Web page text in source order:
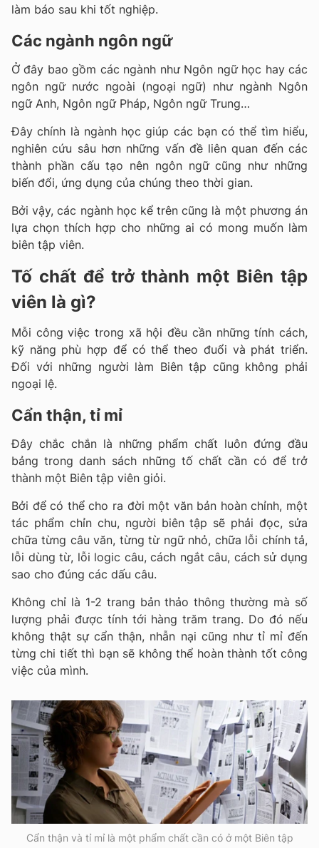
làm báo sau khi tốt nghiệp.
Các ngành ngôn ngữ
Ở đây bao gồm các ngành như Ngôn ngữ học hay các
ngôn ngữ nước ngoài (ngoại ngữ) như ngành Ngôn
ngữ Anh, Ngôn ngữ Pháp, Ngôn ngữ Trung…
Đây chính là ngành học giúp các bạn có thể tìm hiểu,
nghiên cứu sâu hơn những vấn đề liên quan đến các
thành phần cấu tạo nên ngôn ngữ cũng như những
biến đổi, ứng dụng của chúng theo thời gian.
Bởi vậy, các ngành học kể trên cũng là một phương án
lựa chọn thích hợp cho những ai có mong muốn làm
biên tập viên.
Tố chất để trở thành một Biên tập
viên là gì?
Mỗi công việc trong xã hội đều cần những tính cách,
kỹ năng phù hợp để có thể theo đuổi và phát triển.
Đối với những người làm Biên tập cũng không phải
ngoại lệ.
Cẩn thận, tỉ mỉ
Đây chắc chắn là những phẩm chất luôn đứng đầu
bảng trong danh sách những tố chất cần có để trở
thành một Biên tập viên giỏi.
Bởi để có thể cho ra đời một văn bản hoàn chỉnh, một
tác phẩm chỉn chu, người biên tập sẽ phải đọc, sửa
chữa từng câu văn, từng từ ngữ nhỏ, chữa lỗi chính tả,
lỗi dùng từ, lỗi logic câu, cách ngắt câu, cách sử dụng
sao cho đúng các dấu câu.
Không chỉ là 1-2 trang bản thảo thông thường mà số
lượng phải được tính tới hàng trăm trang. Do đó nếu
không thật sự cẩn thận, nhẫn nại cũng như tỉ mỉ đến
từng chi tiết thì bạn sẽ không thể hoàn thành tốt công
việc của mình.
Cẩn thận và tỉ mỉ là một phẩm chất cần có ở một Biên tập